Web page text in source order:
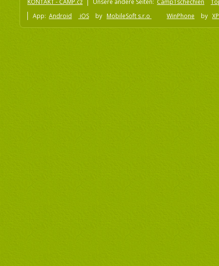
App: Android iOS by MobileSoft s.r.o WinPhone by